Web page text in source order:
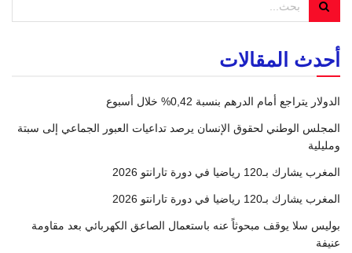
أحدث المقالات
الدولار يتراجع أمام الدرهم بنسبة 0,42% خلال أسبوع
المجلس الوطني لحقوق الإنسان يرصد تداعيات العبور الجماعي إلى سبتة
ومليلية
المغرب يشارك بـ120 رياضيا في دورة تارانتو 2026
المغرب يشارك بـ120 رياضيا في دورة تارانتو 2026
بوليس سلا يوقف مبحوثاً عنه باستعمال الصاعق الكهربائي بعد مقاومة
عنيفة